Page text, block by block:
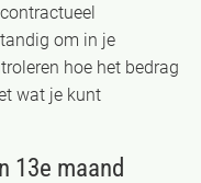
om in je
hoe het bedrag
wat je kunt
13e maand